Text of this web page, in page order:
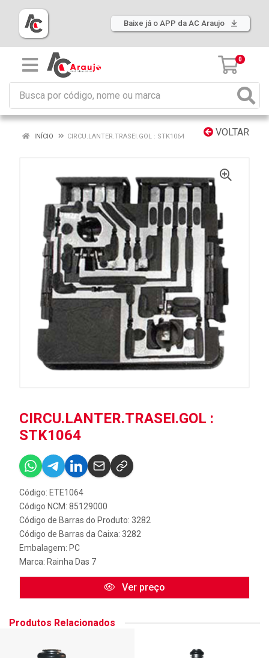
Baixe já o APP da AC Araujo
0
VOLTAR
INÍCIO CIRCU.LANTER.TRASEI.GOL : STK1064
CIRCU.LANTER.TRASEI.GOL :
STK1064
Código: ETE1064
Código NCM: 85129000
Código de Barras do Produto: 3282
Código de Barras da Caixa: 3282
Embalagem: PC
Marca: Rainha Das 7
Ver preço
Produtos Relacionados